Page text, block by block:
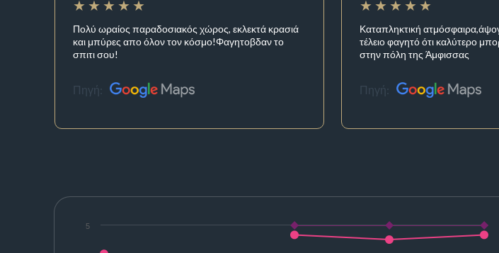
Πολύ ωραίος παραδοσιακός χώρος, εκλεκτά κρασιά
και μπύρες απο όλον τον κόσμο!Φαγητοβδαν το
σπιτι σου!
Πηγή:
Καταπληκτική
τέλειο φαγητό ότι καλύτερο
στην πόλη της Άμφισσας
Πηγή:
5